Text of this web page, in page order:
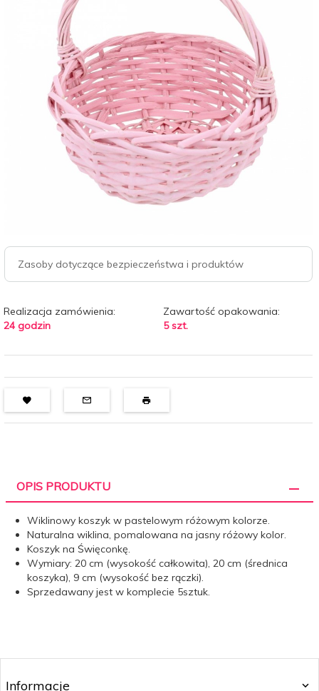
Zasoby dotyczące bezpieczeństwa i produktów
Realizacja zamówienia:
24 godzin
Zawartość opakowania:
5 szt.
OPIS PRODUKTU
Wiklinowy koszyk w pastelowym różowym kolorze.
Naturalna wiklina, pomalowana na jasny różowy kolor.
Koszyk na Święconkę.
Wymiary: 20 cm (wysokość całkowita), 20 cm (średnica
koszyka), 9 cm (wysokość bez rączki).
Sprzedawany jest w komplecie 5sztuk.
Informacje